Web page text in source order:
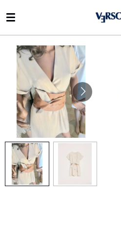
direct
naar
hoofdinhoud